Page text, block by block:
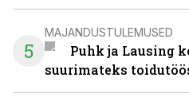
5
MAJANDUSTULEMUSED
Puhk ja Lausing
suurimateks